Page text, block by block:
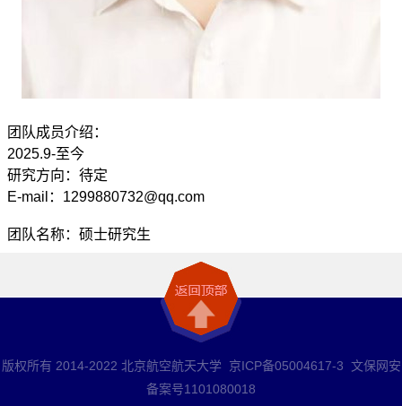
团队成员介绍：
2025.9-至今
研究方向：待定
E-mail：1299880732@qq.com
团队名称：硕士研究生
版权所有 2014-2022 北京航空航天大学 京ICP备05004617-3 文保网安
备案号1101080018